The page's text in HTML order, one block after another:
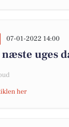
07-01-2022 14:00
uges
her